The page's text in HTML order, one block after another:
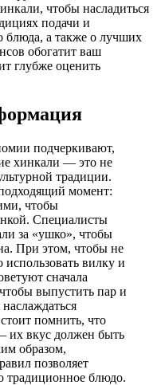
чтобы насладиться
подачи и
блюда, а также о лучших
обогатит ваш
глубже оценить
подчеркивают,
хинкали — это не
традиции.
момент:
чтобы
Специалисты
за «ушко», чтобы
При этом, чтобы не
использовать вилку и
сначала
выпустить пар и
помнить, что
их вкус должен быть
образом,
позволяет
традиционное блюдо.